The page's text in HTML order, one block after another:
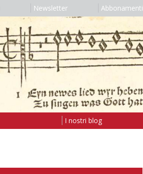
Newsletter Abbonamenti
I nostri blog